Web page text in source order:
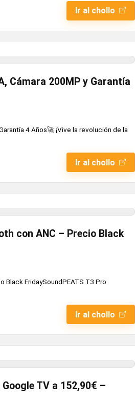
Ir al chollo
Cámara 200MP y Garantía
4 Años🚀 ¡Vive la revolución de la
Ir al chollo
con ANC – Precio Black
Black FridaySoundPEATS T3 Pro
Ir al chollo
TV a 152,90€ –